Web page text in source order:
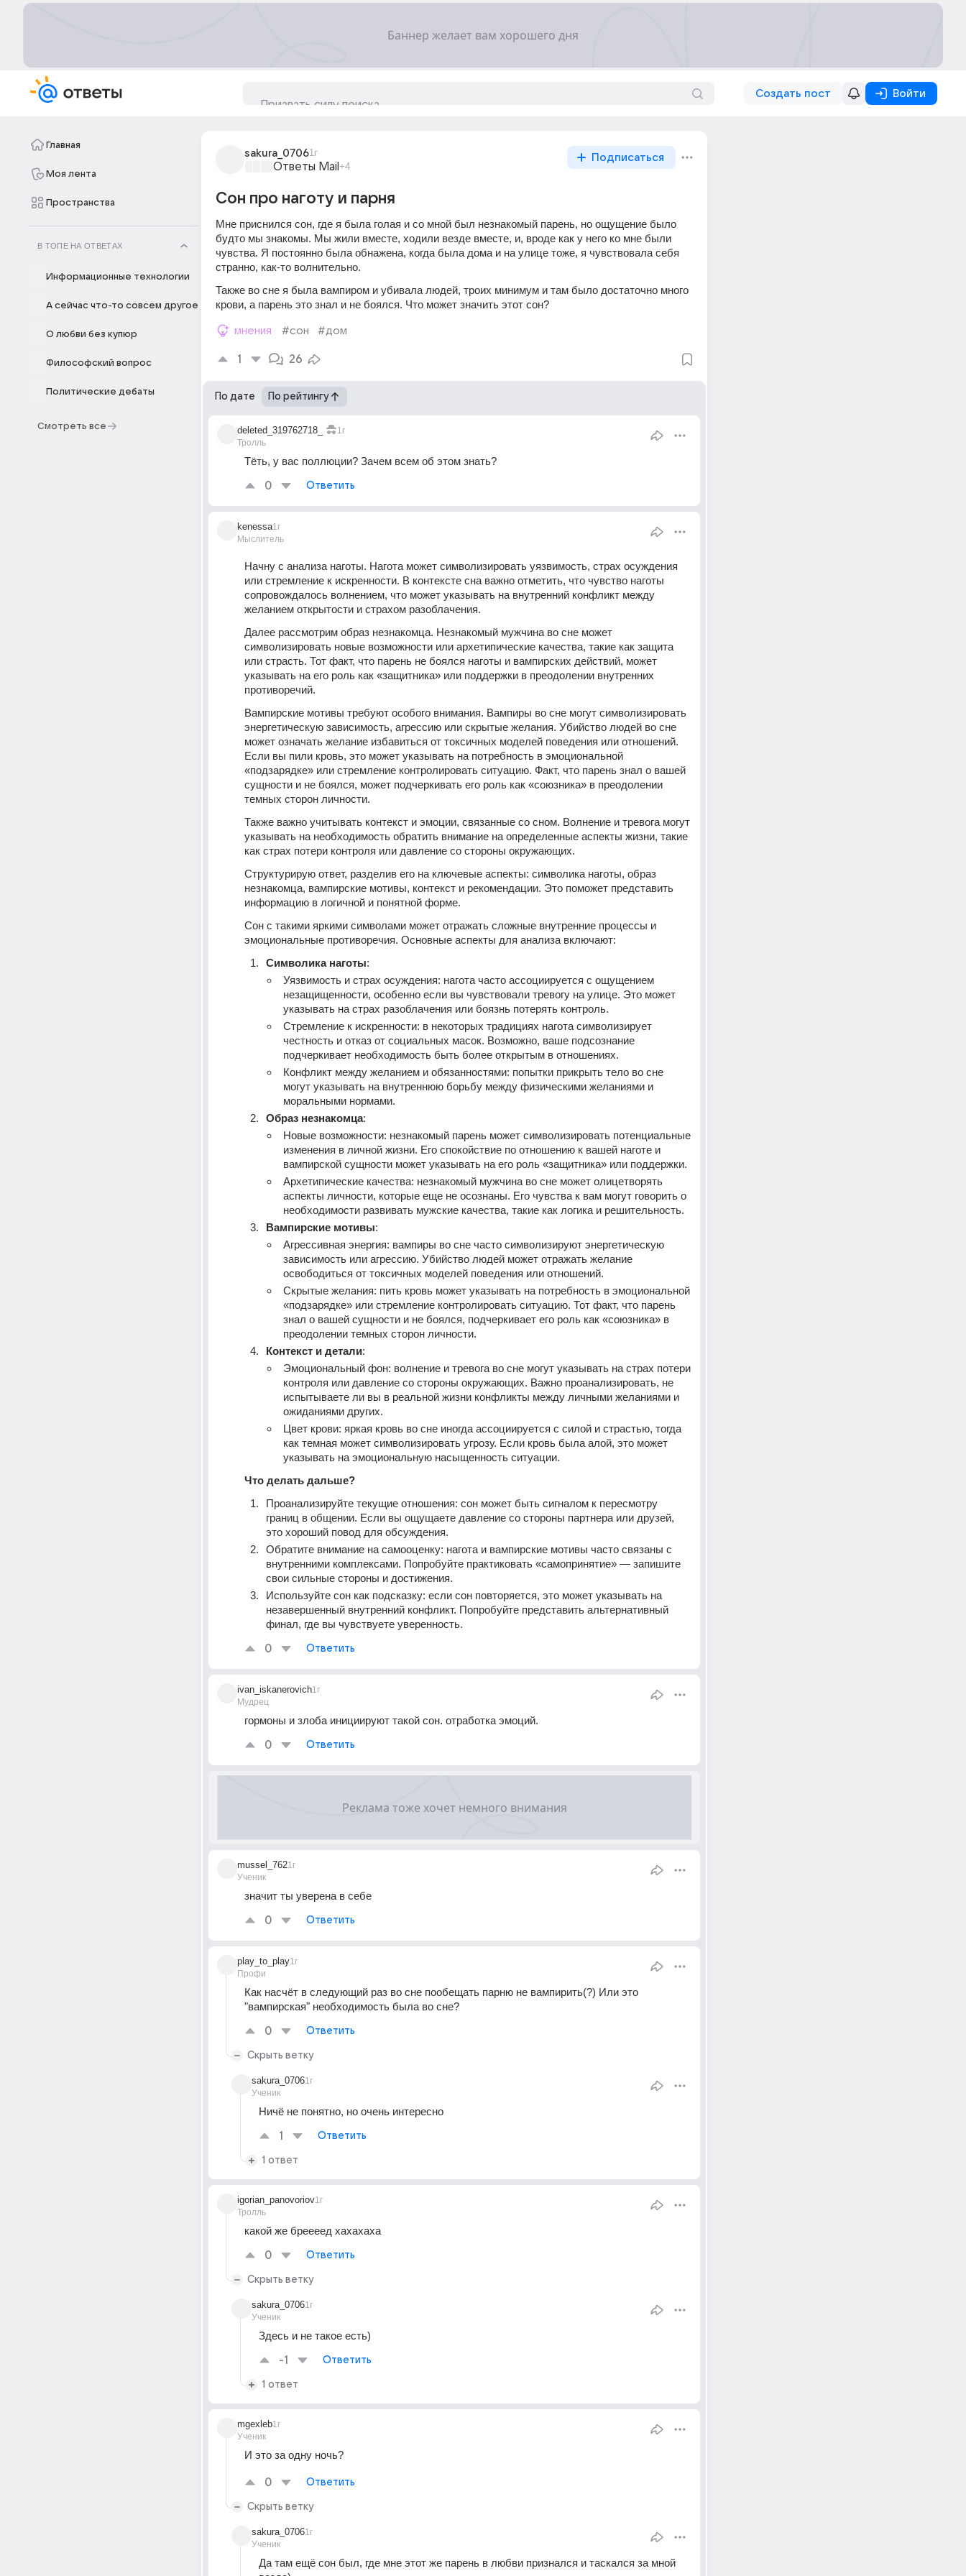
Создать пост Войти
Главная
Моя лента
Пространства
В ТОПЕ НА ОТВЕТАХ
Информационные технологии
А сейчас что-то совсем другое
О любви без купюр
Философский вопрос
Политические дебаты
Смотреть все
sakura_07061г
Ответы Mail +4
Подписаться
Сон про наготу и парня
Мне приснился сон, где я была голая и со мной был незнакомый парень, но ощущение было
будто мы знакомы. Мы жили вместе, ходили везде вместе, и, вроде как у него ко мне были
чувства. Я постоянно была обнажена, когда была дома и на улице тоже, я чувствовала себя
странно, как-то волнительно.
Также во сне я была вампиром и убивала людей, троих минимум и там было достаточно много
крови, а парень это знал и не боялся. Что может значить этот сон?
мнения #сон #дом
1 26
По дате По рейтингу
deleted_319762718_
Тролль
1г
Тёть, у вас поллюции? Зачем всем об этом знать?
0 Ответить
kenessa
Мыслитель
1г
Начну с анализа наготы. Нагота может символизировать уязвимость, страх осуждения
или стремление к искренности. В контексте сна важно отметить, что чувство наготы
сопровождалось волнением, что может указывать на внутренний конфликт между
желанием открытости и страхом разоблачения.
Далее рассмотрим образ незнакомца. Незнакомый мужчина во сне может
символизировать новые возможности или архетипические качества, такие как защита
или страсть. Тот факт, что парень не боялся наготы и вампирских действий, может
указывать на его роль как «защитника» или поддержки в преодолении внутренних
противоречий.
Вампирские мотивы требуют особого внимания. Вампиры во сне могут символизировать
энергетическую зависимость, агрессию или скрытые желания. Убийство людей во сне
может означать желание избавиться от токсичных моделей поведения или отношений.
Если вы пили кровь, это может указывать на потребность в эмоциональной
«подзарядке» или стремление контролировать ситуацию. Факт, что парень знал о вашей
сущности и не боялся, может подчеркивать его роль как «союзника» в преодолении
темных сторон личности.
Также важно учитывать контекст и эмоции, связанные со сном. Волнение и тревога могут
указывать на необходимость обратить внимание на определенные аспекты жизни, такие
как страх потери контроля или давление со стороны окружающих.
Структурирую ответ, разделив его на ключевые аспекты: символика наготы, образ
незнакомца, вампирские мотивы, контекст и рекомендации. Это поможет представить
информацию в логичной и понятной форме.
Сон с такими яркими символами может отражать сложные внутренние процессы и
эмоциональные противоречия. Основные аспекты для анализа включают:
Символика наготы:
Уязвимость и страх осуждения: нагота часто ассоциируется с ощущением
незащищенности, особенно если вы чувствовали тревогу на улице. Это может
указывать на страх разоблачения или боязнь потерять контроль.
Стремление к искренности: в некоторых традициях нагота символизирует
честность и отказ от социальных масок. Возможно, ваше подсознание
подчеркивает необходимость быть более открытым в отношениях.
Конфликт между желанием и обязанностями: попытки прикрыть тело во сне
могут указывать на внутреннюю борьбу между физическими желаниями и
моральными нормами.
Образ незнакомца:
Новые возможности: незнакомый парень может символизировать потенциальные
изменения в личной жизни. Его спокойствие по отношению к вашей наготе и
вампирской сущности может указывать на его роль «защитника» или поддержки.
Архетипические качества: незнакомый мужчина во сне может олицетворять
аспекты личности, которые еще не осознаны. Его чувства к вам могут говорить о
необходимости развивать мужские качества, такие как логика и решительность.
Вампирские мотивы:
Агрессивная энергия: вампиры во сне часто символизируют энергетическую
зависимость или агрессию. Убийство людей может отражать желание
освободиться от токсичных моделей поведения или отношений.
Скрытые желания: пить кровь может указывать на потребность в эмоциональной
«подзарядке» или стремление контролировать ситуацию. Тот факт, что парень
знал о вашей сущности и не боялся, подчеркивает его роль как «союзника» в
преодолении темных сторон личности.
Контекст и детали:
Эмоциональный фон: волнение и тревога во сне могут указывать на страх потери
контроля или давление со стороны окружающих. Важно проанализировать, не
испытываете ли вы в реальной жизни конфликты между личными желаниями и
ожиданиями других.
Цвет крови: яркая кровь во сне иногда ассоциируется с силой и страстью, тогда
как темная может символизировать угрозу. Если кровь была алой, это может
указывать на эмоциональную насыщенность ситуации.
Что делать дальше?
Проанализируйте текущие отношения: сон может быть сигналом к пересмотру
границ в общении. Если вы ощущаете давление со стороны партнера или друзей,
это хороший повод для обсуждения.
Обратите внимание на самооценку: нагота и вампирские мотивы часто связаны с
внутренними комплексами. Попробуйте практиковать «самопринятие» — запишите
свои сильные стороны и достижения.
Используйте сон как подсказку: если сон повторяется, это может указывать на
незавершенный внутренний конфликт. Попробуйте представить альтернативный
финал, где вы чувствуете уверенность.
0 Ответить
ivan_iskanerovich
Мудрец
1г
гормоны и злоба инициируют такой сон. отработка эмоций.
0 Ответить
mussel_762
Ученик
1г
значит ты уверена в себе
0 Ответить
play_to_play
Профи
1г
Как насчёт в следующий раз во сне пообещать парню не вампирить(?) Или это
"вампирская" необходимость была во сне?
0 Ответить
Скрыть ветку
sakura_0706
Ученик
1г
Ничё не понятно, но очень интересно
1 Ответить
1 ответ
igorian_panovoriov
Тролль
1г
какой же бреееед хахахаха
0 Ответить
Скрыть ветку
sakura_0706
Ученик
1г
Здесь и не такое есть)
-1 Ответить
1 ответ
mgexleb
Ученик
1г
И это за одну ночь?
0 Ответить
Скрыть ветку
sakura_0706
Ученик
1г
Да там ещё сон был, где мне этот же парень в любви признался и таскался за мной